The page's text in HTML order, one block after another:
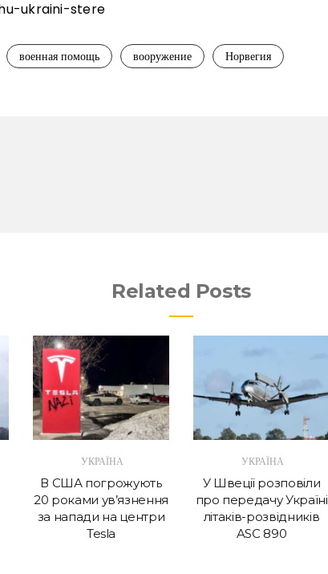
ukraini-stere
военная помощь вооружение Норвегия
Related Posts
УКРАЇНА
В США погрожують
20 роками ув’язнення
за напади на центри
Tesla
УКРАЇНА
У Швеції розповіли
про передачу Україні
літаків-розвідників
ASC 890